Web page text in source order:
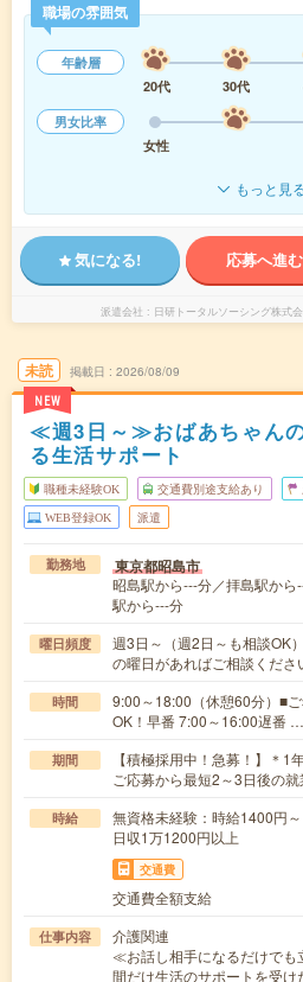
職場の雰囲気
年齢層
20代
30代
男女比率
女性
もっと見
気になる! 応募へ進む
派遣会社 日研トータルソーシング株式
未読
NEW
掲載日 2026/08/09
≪週3日～≫おばあちゃん
る生活サポート
職種未経験OK 交通費別途支給あり
WEB登録OK 派遣
勤務地 東京都昭島市
昭島駅から---分／拝島駅か
駅から---分
曜日頻度
週3日～（週2日～も相談OK
の曜日があればご相談くださ
時間
9:00～18:00（休憩60分）■
OK！早番 7:00～16:00遅番 …
期間
【積極採用中！急募！】＊1
ご応募から最短2～3日後の就
時給
無資格未経験：時給1400
日収1万1200円以上
交通費
交通費全額支給
仕事内容
介護関連
≪お話し相手になるだけで
間だけ生活のサポートを受